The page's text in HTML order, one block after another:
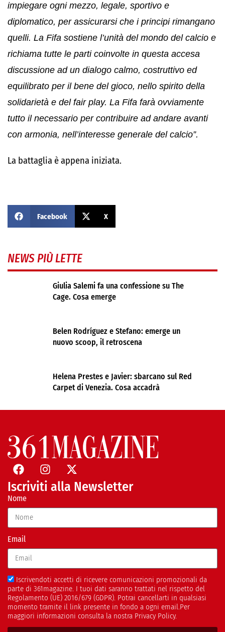
impiegare ogni mezzo, legale, sportivo e
diplomatico, per assicurarsi che i principi rimangano
quelli. La Fifa sostiene l’unità del mondo del calcio e
richiama tutte le parti coinvolte in questa accesa
discussione ad un dialogo calmo, costruttivo ed
equilibrato per il bene del gioco, nello spirito della
solidarietà e del fair play. La Fifa farà ovviamente
tutto il necessario per contribuire ad andare avanti
con armonia, nell’interesse generale del calcio”.
La battaglia è appena iniziata.
Facebook X
NEWS PIÙ LETTE
Giulia Salemi fa una confessione su The
Cage. Cosa emerge
Belen Rodríguez e Stefano: emerge un
nuovo scoop, il retroscena
Helena Prestes e Javier: sbarcano sul Red
Carpet di Venezia. Cosa accadrà
Iscriviti alla Newsletter
Nome
Email
Iscrivendoti accetti di ricevere comunicazioni promozionali da
parte di 361magazine. I tuoi dati saranno trattati nel rispetto del
Regolamento (UE) 2016/679 (GDPR). Potrai cancellarti in qualsiasi
momento tramite il link presente in fondo a ogni email.Per
maggiori informazioni consulta la nostra Privacy Policy.